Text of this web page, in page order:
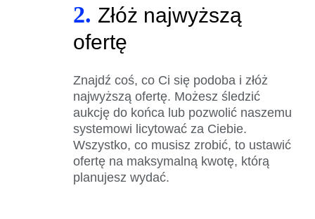
2. Złóż najwyższą
ofertę
Znajdź coś, co Ci się podoba i złóż
najwyższą ofertę. Możesz śledzić
aukcję do końca lub pozwolić naszemu
systemowi licytować za Ciebie.
Wszystko, co musisz zrobić, to ustawić
ofertę na maksymalną kwotę, którą
planujesz wydać.